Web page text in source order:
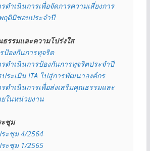
ดำเนินการเพื่อจัดการความเสี่ยงการ
ฤติมิชอบประจำปี
รรมและความโปร่งใส
ป้องกันการทุจริต
ดำเนินการป้องกันการทุจริตประจำปี
ระเมิน ITA ไปสู่การพัฒนาองค์กร
ดำเนินการเพื่อส่งเสริมคุณธรรมและ
ในหน่วยงาน
ะชุม
ะชุม 4/2564
ะชุม 1/2565